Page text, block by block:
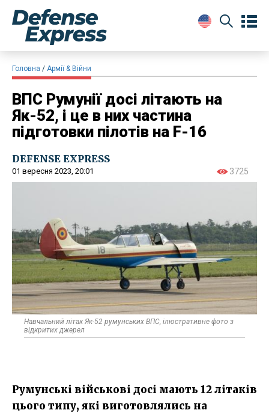
Головна Армії & Війни
ВПС Румунії досі літають на
Як-52, і це в них частина
підготовки пілотів на F-16
DEFENSE EXPRESS
01 вересня 2023, 20:01 3725
Навчальний літак Як-52 румунських ВПС, ілюстративне фото з
відкритих джерел
Румунські військові досі мають 12 літаків
цього типу, які виготовлялись на